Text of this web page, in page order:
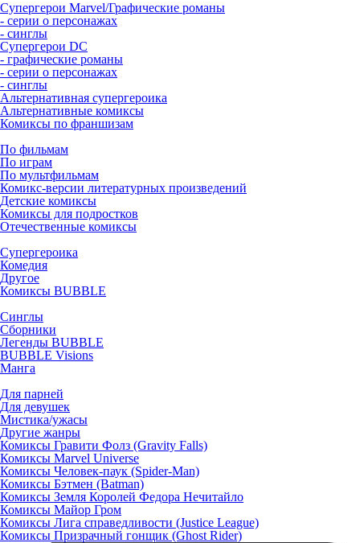
Супергерои Marvel/Графические романы
- серии о персонажах
- синглы
Супергерои DC
- графические романы
- серии о персонажах
- синглы
Альтернативная супергероика
Альтернативные комиксы
Комиксы по франшизам
По фильмам
По играм
По мультфильмам
Комикс-версии литературных произведений
Детские комиксы
Комиксы для подростков
Отечественные комиксы
Супергероика
Комедия
Другое
Комиксы BUBBLE
Синглы
Сборники
Легенды BUBBLE
BUBBLE Visions
Манга
Для парней
Для девушек
Мистика/ужасы
Другие жанры
Комиксы Гравити Фолз (Gravity Falls)
Комиксы Marvel Universe
Комиксы Человек-паук (Spider-Man)
Комиксы Бэтмен (Batman)
Комиксы Земля Королей Федора Нечитайло
Комиксы Майор Гром
Комиксы Лига справедливости (Justice League)
Комиксы Призрачный гонщик (Ghost Rider)